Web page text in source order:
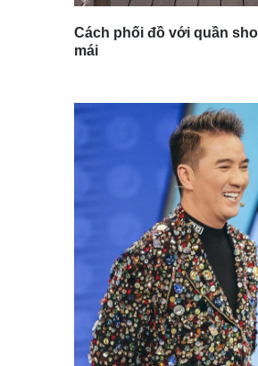
Cách phối đồ với quần
mái